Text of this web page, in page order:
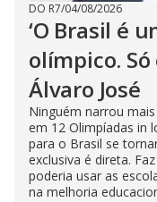
DO R7/04/08/2026
‘O Brasil é
olímpico.
Álvaro José
Ninguém narrou
em 12 Olimpíadas in
para o Brasil se
exclusiva é direta.
poderia usar as
na melhoria